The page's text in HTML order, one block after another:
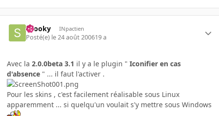
snooky INpactien
Posté(e) le 24 août 200619 a
Avec la 2.0.0beta 3.1 il y a le plugin " Iconifier en cas
d'absence " ... il faut l'activer .
Pour les skins , c'est facilement réalisable sous Linux
apparemment ... si quelqu'un voulait s'y mettre sous Windows